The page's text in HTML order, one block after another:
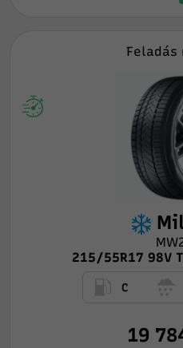
Feladás
215/55R17 98V
C
19